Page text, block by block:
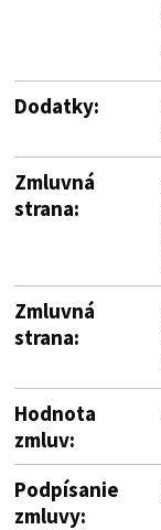
Dodatky:
Zmluvná
strana:
Zmluvná
strana:
Hodnota
zmluv:
Podpísanie
zmluvy: